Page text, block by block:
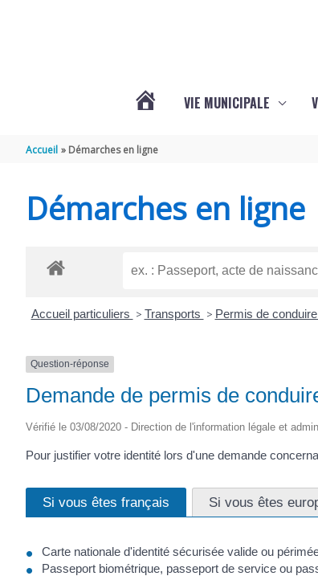
SEMOUSSAC
VIE MUNICIPALE
Accueil Démarches en ligne
Démarches en ligne
Accueil particuliers > Transports > Permis de conduire
Question-réponse
Demande de permis de
Vérifié le 03/08/2020 - Direction de l'information légale et
Pour justifier votre identité lors d'une demande
Si vous êtes français Si vous êtes
Carte nationale d'identité sécurisée valide ou
Passeport biométrique, passeport de service ou